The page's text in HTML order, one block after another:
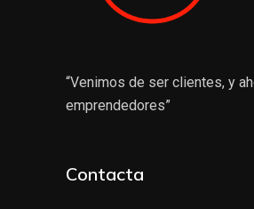
“Venimos de ser clientes, y
emprendedores”
Contacta